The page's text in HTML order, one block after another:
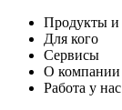
Продукты и
Для кого
Сервисы
О компании
Работа у нас